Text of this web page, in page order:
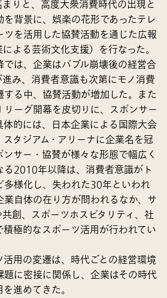
りと、高度大衆消費時代の出現と
背景に、娯楽の花形であったテレ
ツを活用した協賛活動を通じた広報
よる芸術文化支援）を行なった。
は、企業はバブル崩壊後の経営合
み、消費者意識も次第にモノ消費
る中、協賛活動が増加した。また
ーグ開幕を皮切りに、スポンサー
的には、日本企業による国際大会
タジアム・アリーナに企業名を冠
サー・協賛が様々な形態で幅広く
2010年以降は、消費者意識がト
多様化し、失われた30年といわれ
自体の在り方が問われるなか、サ
創、スポーツホスピタリティ、社
極的なスポーツ活用が行われてい
活用の変遷は、時代ごとの経営環境
に密接に関係し、企業はその時代
進めてきた。